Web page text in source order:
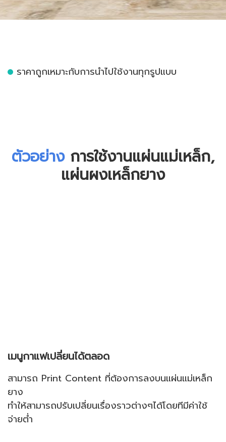
ราคาถูกเหมาะกับการนำไปใช้งานทุกรูปแบบ
ตัวอย่าง การใช้งานแผ่นแม่เหล็ก,
แผ่นผงเหล็กยาง
เมนูกาแฟเปลี่ยนได้ตลอด
สามารถ Print Content ที่ต้องการลงบนแผ่นแม่เหล็ก
ยาง
ทำให้สามารถปรับเปลี่ยนเรื่องราวต่างๆได้โดยทีมีค่าใช้
จ่ายต่ำ